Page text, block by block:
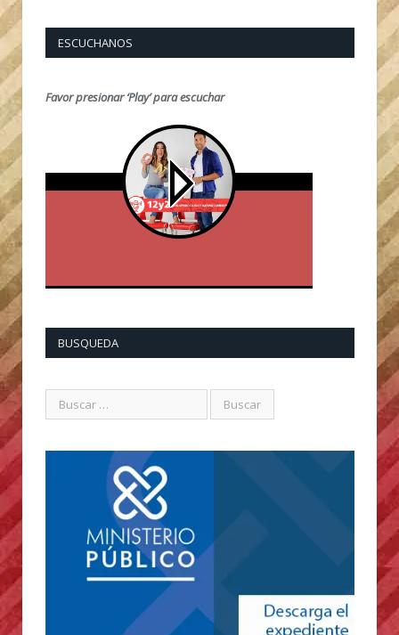
ESCUCHANOS
Favor presionar ‘Play’ para escuchar
BUSQUEDA